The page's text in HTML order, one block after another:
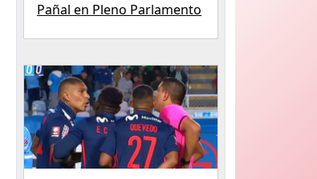
Pañal en Pleno Parlamento